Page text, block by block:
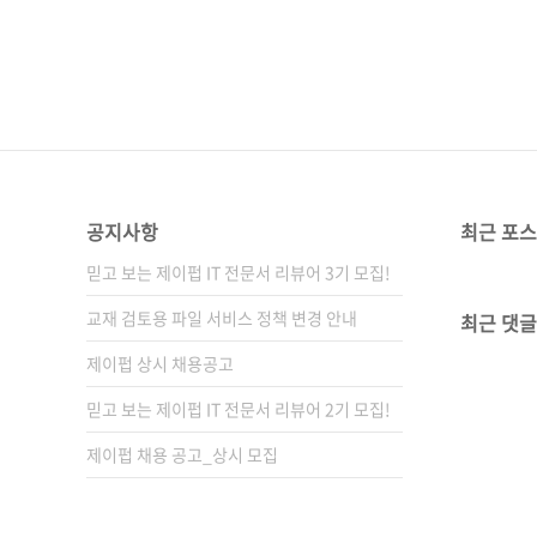
공지사항
믿고 보는 제이펍 IT 전문서 리뷰어 3기 모집!
교재 검토용 파일 서비스 정책 변경 안내
제이펍 상시 채용공고
믿고 보는 제이펍 IT 전문서 리뷰어 2기 모집!
제이펍 채용 공고_상시 모집
최근 포
최근 댓글